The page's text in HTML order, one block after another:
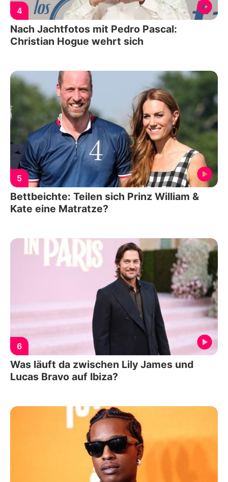
4
Nach Jachtfotos mit Pedro Pascal:
Christian Hogue wehrt sich
5
Bettbeichte: Teilen sich Prinz William &
Kate eine Matratze?
6
Was läuft da zwischen Lily James und
Lucas Bravo auf Ibiza?